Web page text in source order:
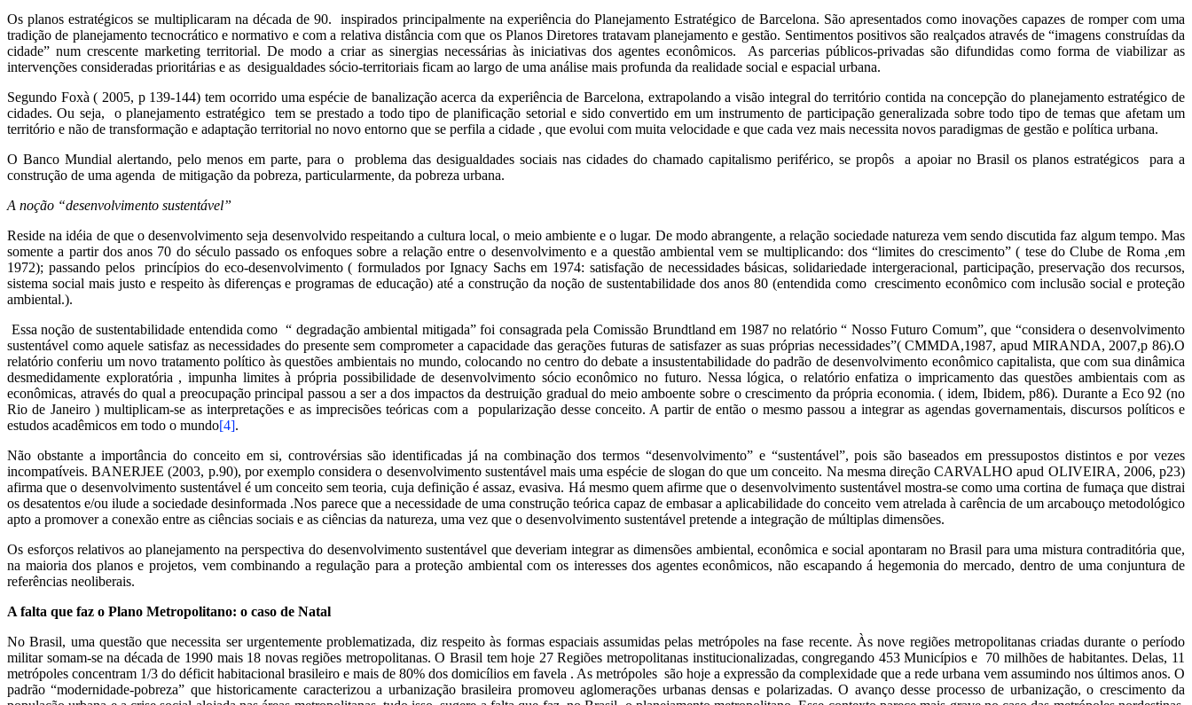
Os planos estratégicos se multiplicaram na década de 90. inspirados principalmente na experiência do Planejamento Estratégico de Barcelona. São apresentados como inovações capazes de romper com uma
tradição de planejamento tecnocrático e normativo e com a relativa distância com que os Planos Diretores tratavam planejamento e gestão. Sentimentos positivos são realçados através de “imagens construídas da
cidade” num crescente marketing territorial. De modo a criar as sinergias necessárias às iniciativas dos agentes econômicos. As parcerias públicos-privadas são difundidas como forma de viabilizar as
intervenções consideradas prioritárias e as desigualdades sócio-territoriais ficam ao largo de uma análise mais profunda da realidade social e espacial urbana.
Segundo Foxà ( 2005, p 139-144) tem ocorrido uma espécie de banalização acerca da experiência de Barcelona, extrapolando a visão integral do território contida na concepção do planejamento estratégico de
cidades. Ou seja, o planejamento estratégico tem se prestado a todo tipo de planificação setorial e sido convertido em um instrumento de participação generalizada sobre todo tipo de temas que afetam um
território e não de transformação e adaptação territorial no novo entorno que se perfila a cidade , que evolui com muita velocidade e que cada vez mais necessita novos paradigmas de gestão e política urbana.
O Banco Mundial alertando, pelo menos em parte, para o problema das desigualdades sociais nas cidades do chamado capitalismo periférico, se propôs a apoiar no Brasil os planos estratégicos para a
construção de uma agenda de mitigação da pobreza, particularmente, da pobreza urbana.
A noção “desenvolvimento sustentável”
Reside na idéia de que o desenvolvimento seja desenvolvido respeitando a cultura local, o meio ambiente e o lugar. De modo abrangente, a relação sociedade natureza vem sendo discutida faz algum tempo. Mas
somente a partir dos anos 70 do século passado os enfoques sobre a relação entre o desenvolvimento e a questão ambiental vem se multiplicando: dos “limites do crescimento” ( tese do Clube de Roma ,em
1972); passando pelos princípios do eco-desenvolvimento ( formulados por Ignacy Sachs em 1974: satisfação de necessidades básicas, solidariedade intergeracional, participação, preservação dos recursos,
sistema social mais justo e respeito às diferenças e programas de educação) até a construção da noção de sustentabilidade dos anos 80 (entendida como crescimento econômico com inclusão social e proteção
ambiental.).
Essa noção de sustentabilidade entendida como “ degradação ambiental mitigada” foi consagrada pela Comissão Brundtland em 1987 no relatório “ Nosso Futuro Comum”, que “considera o desenvolvimento
sustentável como aquele satisfaz as necessidades do presente sem comprometer a capacidade das gerações futuras de satisfazer as suas próprias necessidades”( CMMDA,1987, apud MIRANDA, 2007,p 86).O
relatório conferiu um novo tratamento político às questões ambientais no mundo, colocando no centro do debate a insustentabilidade do padrão de desenvolvimento econômico capitalista, que com sua dinâmica
desmedidamente exploratória , impunha limites à própria possibilidade de desenvolvimento sócio econômico no futuro. Nessa lógica, o relatório enfatiza o impricamento das questões ambientais com as
econômicas, através do qual a preocupação principal passou a ser a dos impactos da destruição gradual do meio amboente sobre o crescimento da própria economia. ( idem, Ibidem, p86). Durante a Eco 92 (no
Rio de Janeiro ) multiplicam-se as interpretações e as imprecisões teóricas com a popularização desse conceito. A partir de então o mesmo passou a integrar as agendas governamentais, discursos políticos e
estudos acadêmicos em todo o mundo[4].
Não obstante a importância do conceito em si, controvérsias são identificadas já na combinação dos termos “desenvolvimento” e “sustentável”, pois são baseados em pressupostos distintos e por vezes
incompatíveis. BANERJEE (2003, p.90), por exemplo considera o desenvolvimento sustentável mais uma espécie de slogan do que um conceito. Na mesma direção CARVALHO apud OLIVEIRA, 2006, p23)
afirma que o desenvolvimento sustentável é um conceito sem teoria, cuja definição é assaz, evasiva. Há mesmo quem afirme que o desenvolvimento sustentável mostra-se como uma cortina de fumaça que distrai
os desatentos e/ou ilude a sociedade desinformada .Nos parece que a necessidade de uma construção teórica capaz de embasar a aplicabilidade do conceito vem atrelada à carência de um arcabouço metodológico
apto a promover a conexão entre as ciências sociais e as ciências da natureza, uma vez que o desenvolvimento sustentável pretende a integração de múltiplas dimensões.
Os esforços relativos ao planejamento na perspectiva do desenvolvimento sustentável que deveriam integrar as dimensões ambiental, econômica e social apontaram no Brasil para uma mistura contraditória que,
na maioria dos planos e projetos, vem combinando a regulação para a proteção ambiental com os interesses dos agentes econômicos, não escapando á hegemonia do mercado, dentro de uma conjuntura de
referências neoliberais.
A falta que faz o Plano Metropolitano: o caso de Natal
No Brasil, uma questão que necessita ser urgentemente problematizada, diz respeito às formas espaciais assumidas pelas metrópoles na fase recente. Às nove regiões metropolitanas criadas durante o período
militar somam-se na década de 1990 mais 18 novas regiões metropolitanas. O Brasil tem hoje 27 Regiões metropolitanas institucionalizadas, congregando 453 Municípios e 70 milhões de habitantes. Delas, 11
metrópoles concentram 1/3 do déficit habitacional brasileiro e mais de 80% dos domicílios em favela . As metrópoles são hoje a expressão da complexidade que a rede urbana vem assumindo nos últimos anos. O
padrão “modernidade-pobreza” que historicamente caracterizou a urbanização brasileira promoveu aglomerações urbanas densas e polarizadas. O avanço desse processo de urbanização, o crescimento da